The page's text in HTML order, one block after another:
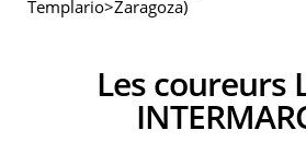
Templario>Zaragoza)
Les coureurs LOTTO